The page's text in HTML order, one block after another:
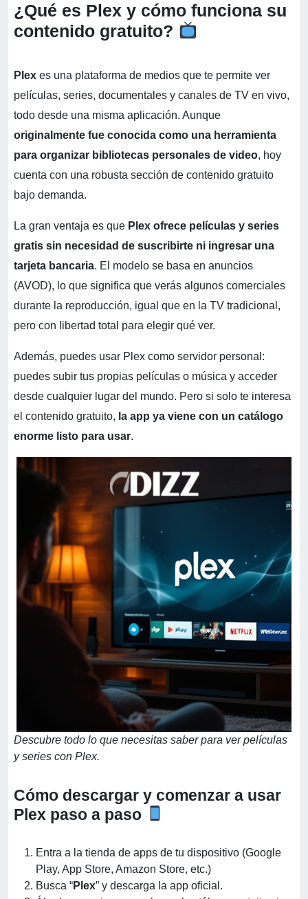
¿Qué es Plex y cómo funciona su
contenido gratuito?
Plex es una plataforma de medios que te permite ver
películas, series, documentales y canales de TV en vivo,
todo desde una misma aplicación. Aunque
originalmente fue conocida como una herramienta
para organizar bibliotecas personales de video, hoy
cuenta con una robusta sección de contenido gratuito
bajo demanda.
La gran ventaja es que Plex ofrece películas y series
gratis sin necesidad de suscribirte ni ingresar una
tarjeta bancaria. El modelo se basa en anuncios
(AVOD), lo que significa que verás algunos comerciales
durante la reproducción, igual que en la TV tradicional,
pero con libertad total para elegir qué ver.
Además, puedes usar Plex como servidor personal:
puedes subir tus propias películas o música y acceder
desde cualquier lugar del mundo. Pero si solo te interesa
el contenido gratuito, la app ya viene con un catálogo
enorme listo para usar.
Descubre todo lo que necesitas saber para ver películas
y series con Plex.
Cómo descargar y comenzar a usar
Plex paso a paso
Entra a la tienda de apps de tu dispositivo (Google
Play, App Store, Amazon Store, etc.)
Busca “Plex” y descarga la app oficial.